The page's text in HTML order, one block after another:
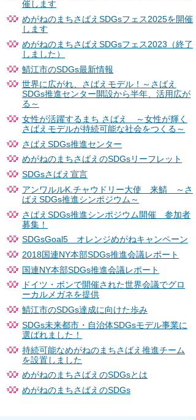
催します
めがねのまちさばえSDGsフェス2025を開催
します
めがねのまちさばえSDGsフェス2023（終了
しました）
鯖江市のSDGs最新情報
世界に広がれ、さばえモデル！～さばえ
SDGs推進センター開設から半年、活用広が
る～
女性が活躍するまち さばえ ～女性が輝く
さばえモデルが持続可能な社会をつくる～
さばえSDGs推進センター
めがねのまちさばえのSDGsリーフレット
SDGsさばえ宣言
アンワルルK.チャウドリー大使 来鯖 ～さ
ばえSDGs推進シンポジウム～
さばえSDGs推進シンポジウム開催 参加者
募集！
SDGsGoal5 オレンジめがねキャンペーン
2018国連NY本部SDGs推進会議レポート
国連NY本部SDGs推進会議レポート
ドイツ・ボンで開催された世界会議でグロ
ーカルメガネを提供
鯖江市のSDGs達成に向けた歩み
SDGs未来都市・自治体SDGsモデル事業に
選ばれました！
持続可能なめがねのまちさばえ推進チーム
を設置しました
めがねのまちさばえのSDGsとは
めがねのまちさばえのSDGs